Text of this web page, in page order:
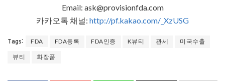
Email: ask@provisionfda.com
카카오톡 채널: http://pf.kakao.com/_XzUSG
Tags: FDA FDA등록 FDA인증 K뷰티 관세 미국수출
뷰티 화장품